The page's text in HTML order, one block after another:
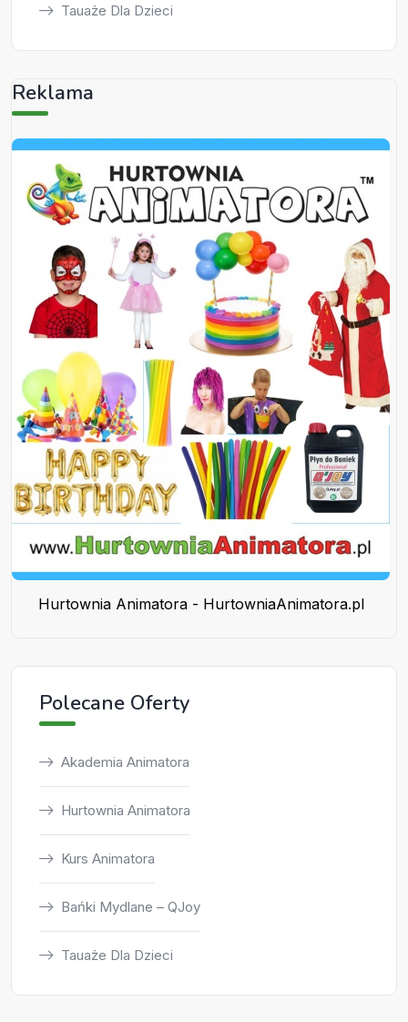
Tauaże Dla Dzieci
Reklama
Hurtownia Animatora - HurtowniaAnimatora.pl
Polecane Oferty
Akademia Animatora
Hurtownia Animatora
Kurs Animatora
Bańki Mydlane – QJoy
Tauaże Dla Dzieci